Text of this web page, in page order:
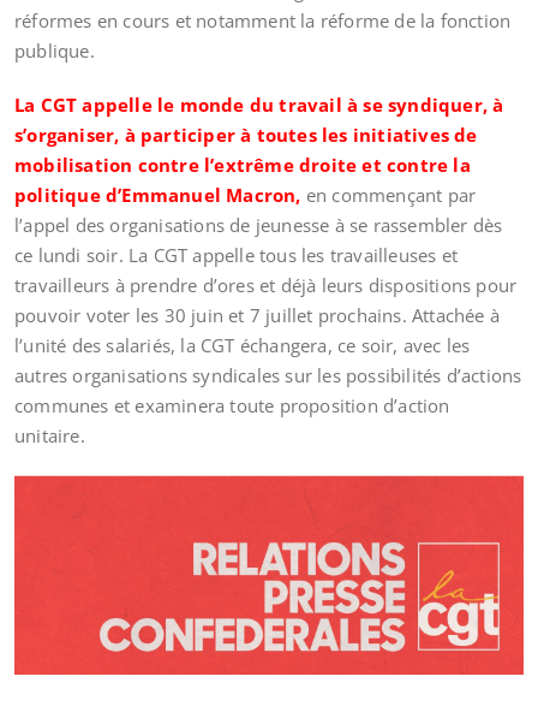
réformes en cours et notamment la réforme de la fonction
publique.
La CGT appelle le monde du travail à se syndiquer, à
s’organiser, à participer à toutes les initiatives de
mobilisation contre l’extrême droite et contre la
politique d’Emmanuel Macron, en commençant par
l’appel des organisations de jeunesse à se rassembler dès
ce lundi soir. La CGT appelle tous les travailleuses et
travailleurs à prendre d’ores et déjà leurs dispositions pour
pouvoir voter les 30 juin et 7 juillet prochains. Attachée à
l’unité des salariés, la CGT échangera, ce soir, avec les
autres organisations syndicales sur les possibilités d’actions
communes et examinera toute proposition d’action
unitaire.